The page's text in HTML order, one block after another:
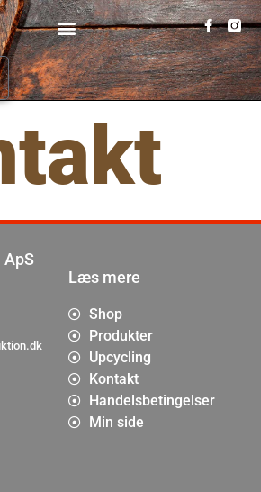
ApS
Læs mere
Shop
Produkter
Upcycling
Kontakt
Handelsbetingelser
Min side